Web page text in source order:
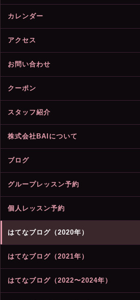
カレンダー
アクセス
お問い合わせ
クーポン
スタッフ紹介
株式会社BAIについて
ブログ
グループレッスン予約
個人レッスン予約
はてなブログ（2020年）
はてなブログ（2021年）
はてなブログ（2022〜2024年）